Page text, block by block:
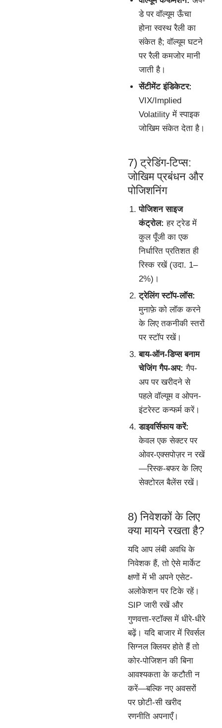
डे पर वॉल्यूम ऊँचा
होना स्वस्थ रैली का
संकेत है; वॉल्यूम घटने
पर रैली कमजोर मानी
जाती है।
सेंटीमेंट इंडिकेटर:
VIX/Implied
Volatility में स्पाइक
जोखिम संकेत देता है।
7) ट्रेडिंग-टिप्स:
जोखिम प्रबंधन और
पोजिशनिंग
पोजिशन साइज
कंट्रोल: हर ट्रेड में
कुल पूँजी का एक
निर्धारित प्रतिशत ही
रिस्क रखें (उदा. 1–
2%)।
ट्रेलिंग स्टॉप-लॉस:
मुनाफ़े को लॉक करने
के लिए तकनीकी स्तरों
पर स्टॉप रखें।
बाय-ऑन-डिप्स बनाम
चेजिंग गैप-अप: गैप-
अप पर खरीदने से
पहले वॉल्यूम व ओपन-
इंटरेस्ट कन्फर्म करें।
डाइवर्सिफाय करें:
केवल एक सेक्टर पर
ओवर-एक्सपोज़र न रखें
—रिस्क-बफर के लिए
सेक्टोरल बैलेंस रखें।
8) निवेशकों के लिए
क्या मायने रखता है?
यदि आप लंबी अवधि के
निवेशक हैं, तो ऐसे मार्केट
क्षणों में भी अपने एसेट-
अलोकेशन पर टिके रहें।
SIP जारी रखें और
गुणवत्ता-स्टॉक्स में धीरे-धीरे
बढ़ें। यदि बाजार में रिवर्सल
सिग्नल क्लियर होते हैं तो
कोर-पोजिशन की बिना
आवश्यकता के कटौती न
करें—बल्कि नए अवसरों
पर छोटी-सी खरीद
रणनीति अपनाएँ।